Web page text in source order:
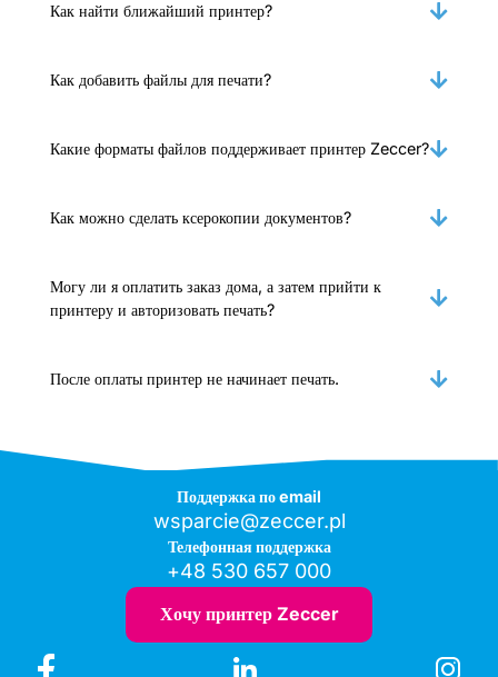
Как найти ближайший принтер?
Как добавить файлы для печати?
Какие форматы файлов поддерживает принтер Zeccer?
Как можно сделать ксерокопии документов?
Могу ли я оплатить заказ дома, а затем прийти к
принтеру и авторизовать печать?
После оплаты принтер не начинает печать.
Поддержка по email
wsparcie@zeccer.pl
Телефонная поддержка
+48 530 657 000
Хочу принтер Zeccer